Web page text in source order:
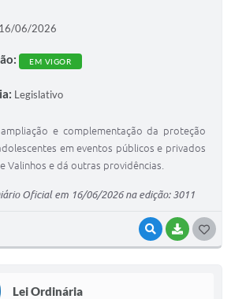
VISUALIZAR
BAIXAR
16/06/2026
EM VIGOR
Legislativo
e complementação da proteção
em eventos públicos e privados
Valinhos e dá outras providências.
Oficial em 16/06/2026 na edição: 3011
Lei Ordinária